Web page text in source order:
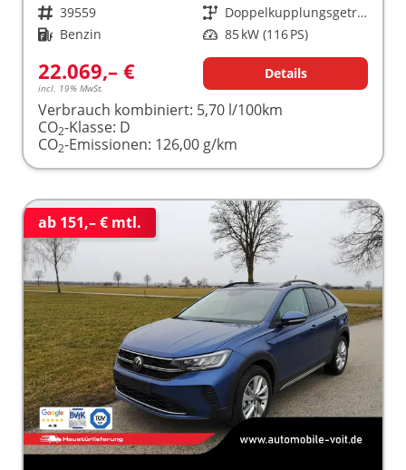
Fahrzeugnr. 39559 Getriebe
Doppelkupplungsgetriebe (DSG)
Kraftstoff Benzin Leistung 85 kW (116 PS)
22.069,– €
incl. 19% MwSt.
Details
Verbrauch kombiniert: 5,70 l/100km
CO2-Klasse: D
CO2-Emissionen: 126,00 g/km
ab 151,– € mtl.